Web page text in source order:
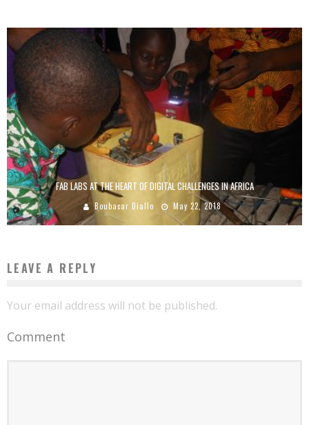
FAB LABS AT THE HEART OF DIGITAL CHALLENGES IN AFRICA
Boubacar Diallo May 22, 2018
LEAVE A REPLY
Your email address will not be published.
Comment